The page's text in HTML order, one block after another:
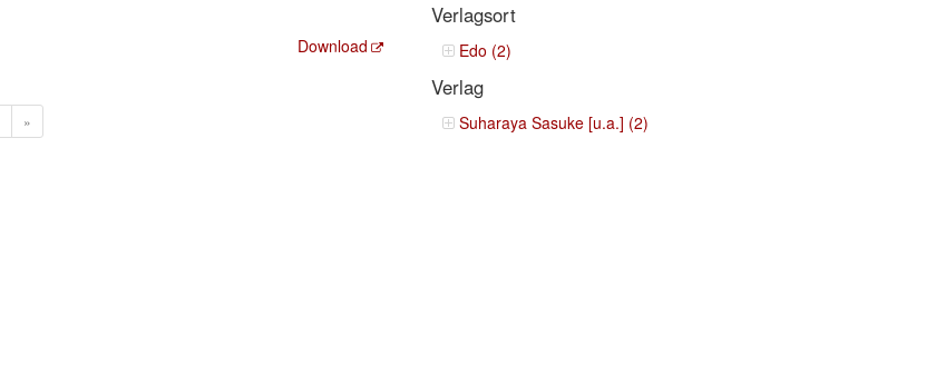
Download
»
Verlagsort
Edo (2)
Verlag
Suharaya Sasuke [u.a.] (2)